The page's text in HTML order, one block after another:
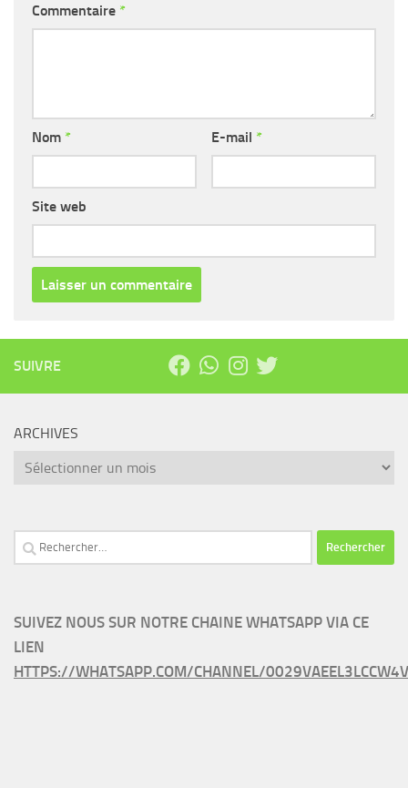
Commentaire *
Nom * E-mail *
Site web
SUIVRE
ARCHIVES
Archives
Rechercher :
SUIVEZ NOUS SUR NOTRE CHAINE WHATSAPP VIA CE
LIEN
HTTPS://WHATSAPP.COM/CHANNEL/